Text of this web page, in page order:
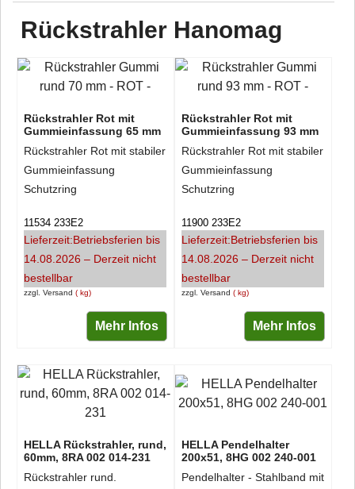
Rückstrahler Hanomag
Rückstrahler Rot mit
Gummieinfassung 65 mm
Rückstrahler Rot mit stabiler
Gummieinfassung
Schutzring
zzgl. Versand kg
11534 233E2
Lieferzeit:Betriebsferien bis
14.08.2026 – Derzeit nicht
bestellbar
Mehr Infos
Rückstrahler Rot mit
Gummieinfassung 93 mm
Rückstrahler Rot mit stabiler
Gummieinfassung
Schutzring
zzgl. Versand kg
11900 233E2
Lieferzeit:Betriebsferien bis
14.08.2026 – Derzeit nicht
bestellbar
Mehr Infos
HELLA Rückstrahler, rund,
60mm, 8RA 002 014-231
Rückstrahler rund.
HELLA Pendelhalter
200x51, 8HG 002 240-001
Pendelhalter - Stahlband mit